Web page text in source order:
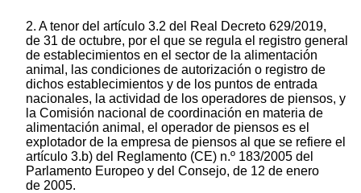
2. A tenor del artículo 3.2 del Real Decreto 629/2019,
de 31 de octubre, por el que se regula el registro general
de establecimientos en el sector de la alimentación
animal, las condiciones de autorización o registro de
dichos establecimientos y de los puntos de entrada
nacionales, la actividad de los operadores de piensos, y
la Comisión nacional de coordinación en materia de
alimentación animal, el operador de piensos es el
explotador de la empresa de piensos al que se refiere el
artículo 3.b) del Reglamento (CE) n.º 183/2005 del
Parlamento Europeo y del Consejo, de 12 de enero
de 2005.